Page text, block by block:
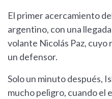
El primer acercamiento
argentino, con una
volante Nicolás Paz,
un defensor.
Solo un minuto después,
mucho peligro, cuando el